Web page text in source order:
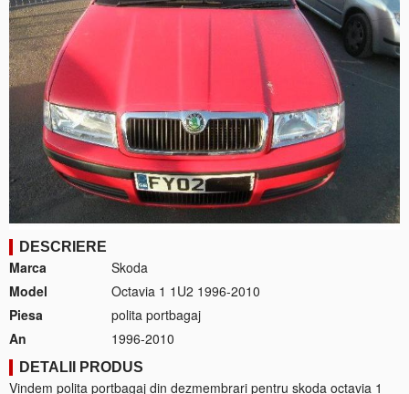
DESCRIERE
Marca
Skoda
Model
Octavia 1 1U2 1996-2010
Piesa
polita portbagaj
An
1996-2010
DETALII PRODUS
Vindem polita portbagaj din dezmembrari pentru skoda octavia 1